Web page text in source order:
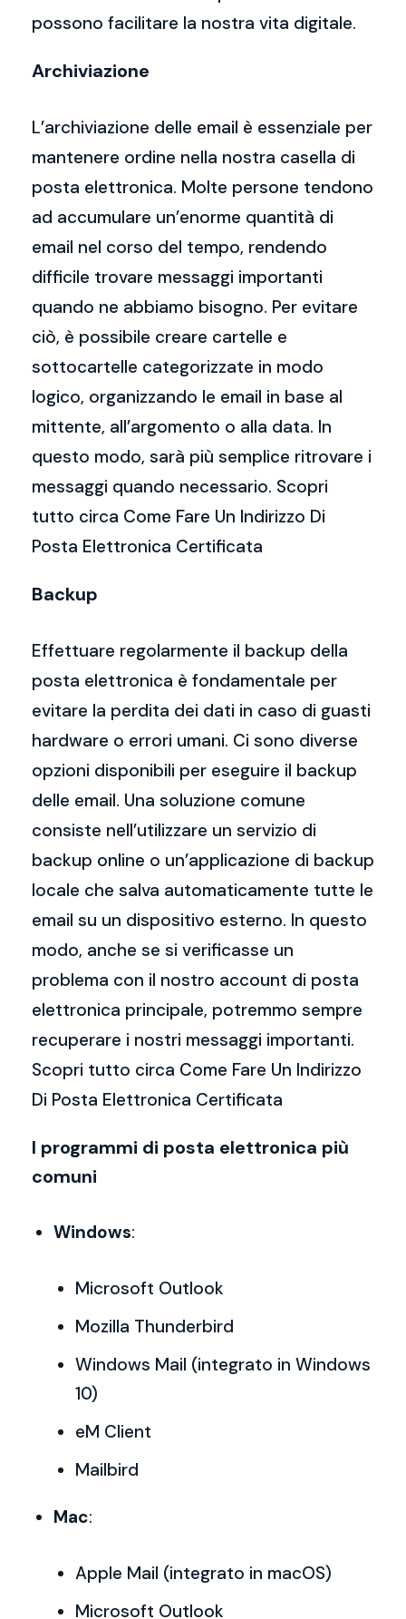
possono facilitare la nostra vita digitale.
Archiviazione
L’archiviazione delle email è essenziale per
mantenere ordine nella nostra casella di
posta elettronica. Molte persone tendono
ad accumulare un’enorme quantità di
email nel corso del tempo, rendendo
difficile trovare messaggi importanti
quando ne abbiamo bisogno. Per evitare
ciò, è possibile creare cartelle e
sottocartelle categorizzate in modo
logico, organizzando le email in base al
mittente, all’argomento o alla data. In
questo modo, sarà più semplice ritrovare i
messaggi quando necessario. Scopri
tutto circa Come Fare Un Indirizzo Di
Posta Elettronica Certificata
Backup
Effettuare regolarmente il backup della
posta elettronica è fondamentale per
evitare la perdita dei dati in caso di guasti
hardware o errori umani. Ci sono diverse
opzioni disponibili per eseguire il backup
delle email. Una soluzione comune
consiste nell’utilizzare un servizio di
backup online o un’applicazione di backup
locale che salva automaticamente tutte le
email su un dispositivo esterno. In questo
modo, anche se si verificasse un
problema con il nostro account di posta
elettronica principale, potremmo sempre
recuperare i nostri messaggi importanti.
Scopri tutto circa Come Fare Un Indirizzo
Di Posta Elettronica Certificata
I programmi di posta elettronica più
comuni
Windows:
Microsoft Outlook
Mozilla Thunderbird
Windows Mail (integrato in Windows
10)
eM Client
Mailbird
Mac:
Apple Mail (integrato in macOS)
Microsoft Outlook